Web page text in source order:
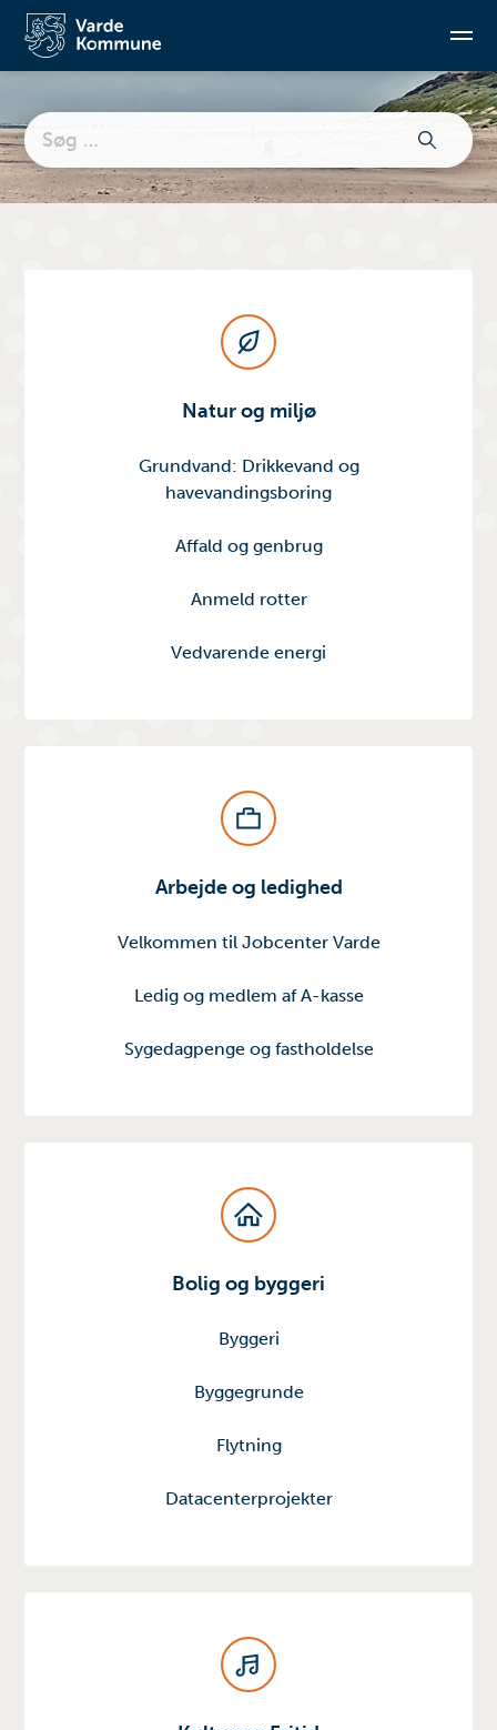
Søg
Søg
efter:
Natur og miljø
Grundvand: Drikkevand og
havevandingsboring
Affald og genbrug
Anmeld rotter
Vedvarende energi
Arbejde og ledighed
Velkommen til Jobcenter Varde
Ledig og medlem af A-kasse
Sygedagpenge og fastholdelse
Bolig og byggeri
Byggeri
Byggegrunde
Flytning
Datacenterprojekter